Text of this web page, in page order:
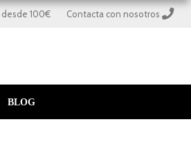
desde 100€ Contacta con nosotros
BLOG